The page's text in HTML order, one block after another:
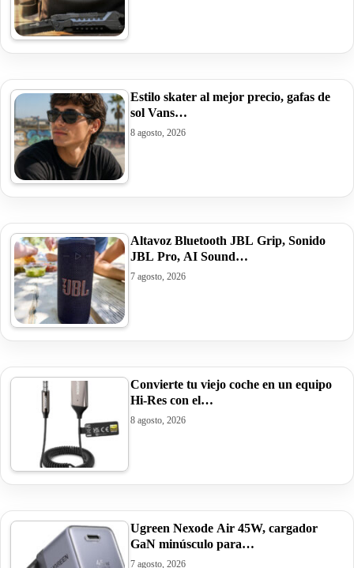
Estilo skater al mejor precio, gafas de
sol Vans…
8 agosto, 2026
Altavoz Bluetooth JBL Grip, Sonido
JBL Pro, AI Sound…
7 agosto, 2026
Convierte tu viejo coche en un equipo
Hi-Res con el…
8 agosto, 2026
Ugreen Nexode Air 45W, cargador
GaN minúsculo para…
7 agosto, 2026